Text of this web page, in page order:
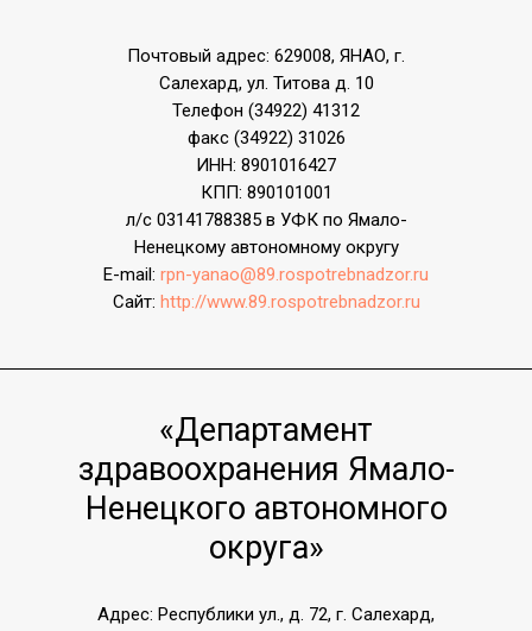
Почтовый адрес: 629008, ЯНАО, г.
Салехард, ул. Титова д. 10
Телефон (34922) 41312
факс (34922) 31026
ИНН: 8901016427
КПП: 890101001
л/с 03141788385 в УФК по Ямало-
Ненецкому автономному округу
E-mail: rpn-yanao@89.rospotrebnadzor.ru
Сайт: http://www.89.rospotrebnadzor.ru
«Департамент
здравоохранения Ямало-
Ненецкого автономного
округа»
Адрес: Республики ул., д. 72, г. Салехард,